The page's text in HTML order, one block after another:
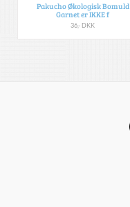
Pakucho Økologisk Bomuld
Garnet er IKKE f
36,- DKK